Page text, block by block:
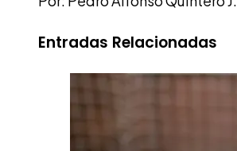
Entradas Relacionadas